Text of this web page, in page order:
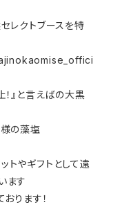
レクトブースを特
』と言えばの大黒
の藻塩
やギフトとして遠
ます
ります！